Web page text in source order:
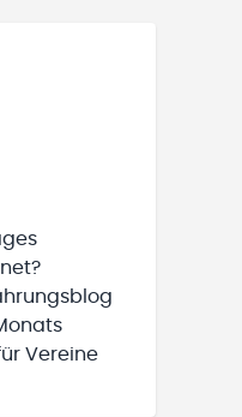
Vereine